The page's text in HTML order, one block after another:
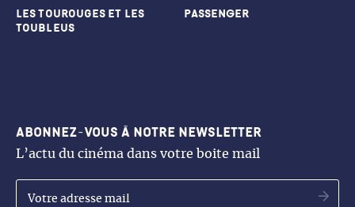
Les Tourouges et les
Toubleus
PASSENGER
Abonnez-vous à notre newsletter
L’actu du cinéma dans votre boite mail